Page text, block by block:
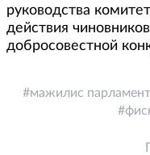
руководства
действия
добросовестной
мажилис